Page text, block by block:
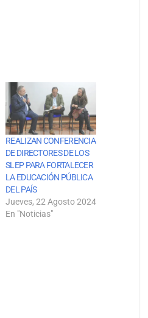
REALIZAN CONFERENCIA
DE DIRECTORES DE LOS
SLEP PARA FORTALECER
LA EDUCACIÓN PÚBLICA
DEL PAÍS
Jueves, 22 Agosto 2024
En "Noticias"